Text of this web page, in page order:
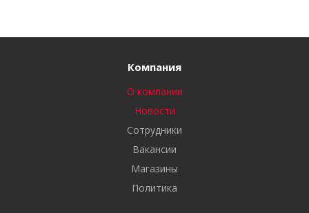
Компания
О компании
Новости
Сотрудники
Вакансии
Магазины
Политика